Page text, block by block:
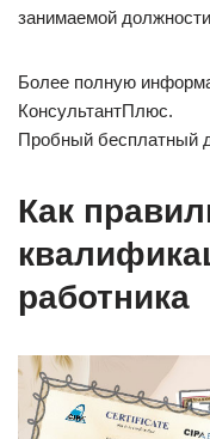
занимаемой
Более полную
КонсультантПлюс.
Пробный бесплатный
Как
работника